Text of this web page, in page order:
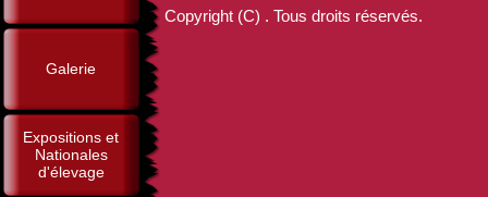
Galerie
Expositions et
Nationales
d'élevage
Copyright (C) . Tous droits réservés.